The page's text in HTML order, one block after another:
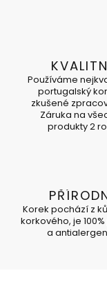
Používáme
portugalský
zkušené
Záruka na
produkty 2
Korek pochází z
korkového, je
a